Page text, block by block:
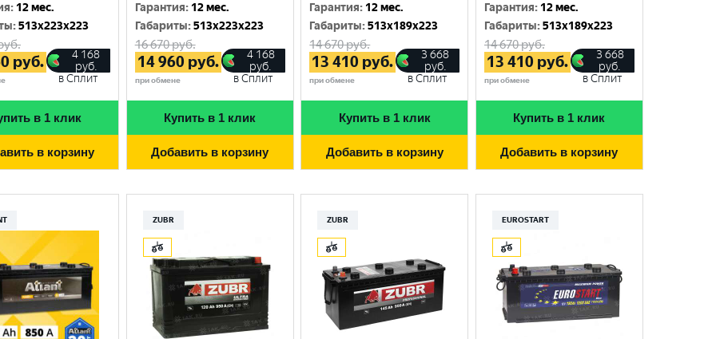
: 12 мес.
:513x223x223
руб.
4 168
руб.
в Сплит
в 1 клик
в корзину
Гарантия: 12 мес.
Габариты:513x223x223
16 670руб.
14 960 руб.
при обмене
4 168
руб.
в Сплит
Купить в 1 клик
Добавить в корзину
Гарантия: 12 мес.
Габариты:513x189x223
14 670руб.
13 410 руб.
при обмене
3 668
руб.
в Сплит
Купить в 1 клик
Добавить в корзину
Гарантия: 12 мес.
Габариты:513x189x223
14 670руб.
13 410 руб.
при обмене
3 668
руб.
в Сплит
Купить в 1 клик
Добавить в корзину
ZUBR ZUBR EUROSTART